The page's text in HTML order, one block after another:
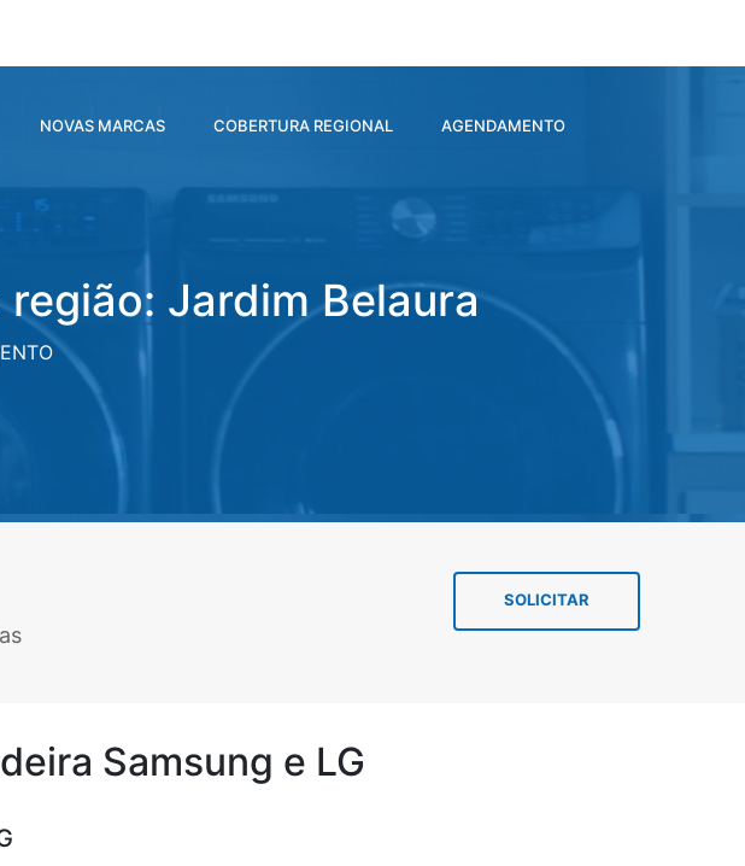
NOVAS MARCAS COBERTURA REGIONAL AGENDAMENTO
Jardim Belaura
SOLICITAR
Samsung e LG